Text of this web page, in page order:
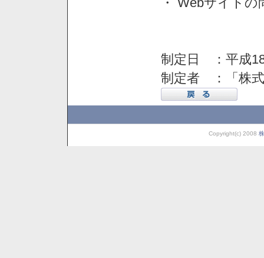
制定日 ：平成
制定者 ：「株
Copyright(c) 2008